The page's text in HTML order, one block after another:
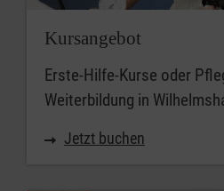
Kursangebot
Erste-Hilfe-Kurse oder
Weiterbildung in
Jetzt buchen